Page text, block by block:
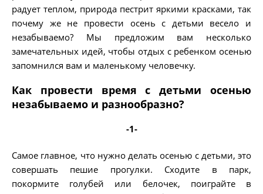
радует теплом, природа пестрит яркими красками, так
почему же не провести осень с детьми весело и
незабываемо? Мы предложим вам несколько
замечательных идей, чтобы отдых с ребенком осенью
запомнился вам и маленькому человечку.
Как провести время с детьми осенью
незабываемо и разнообразно?
-1-
Самое главное, что нужно делать осенью с детьми, это
совершать пешие прогулки. Сходите в парк,
покормите голубей или белочек, поиграйте в